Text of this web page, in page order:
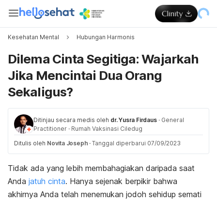
Kesehatan Mental Hubungan Harmonis
Dilema Cinta Segitiga: Wajarkah
Jika Mencintai Dua Orang
Sekaligus?
Ditinjau secara medis oleh dr. Yusra Firdaus · General
Practitioner · Rumah Vaksinasi Ciledug
Ditulis oleh Novita Joseph · Tanggal diperbarui 07/09/2023
Tidak ada yang lebih membahagiakan daripada saat
Anda jatuh cinta. Hanya sejenak berpikir bahwa
akhirnya Anda telah menemukan jodoh sehidup semati